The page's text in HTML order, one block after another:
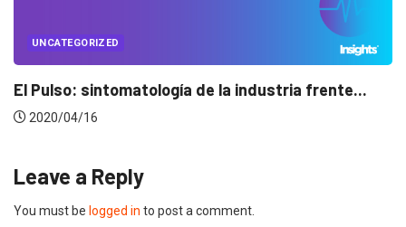
UNCATEGORIZED
Conectados en época de pausa
2020/04/14
Leave a Reply
You must be logged in to post a comment.